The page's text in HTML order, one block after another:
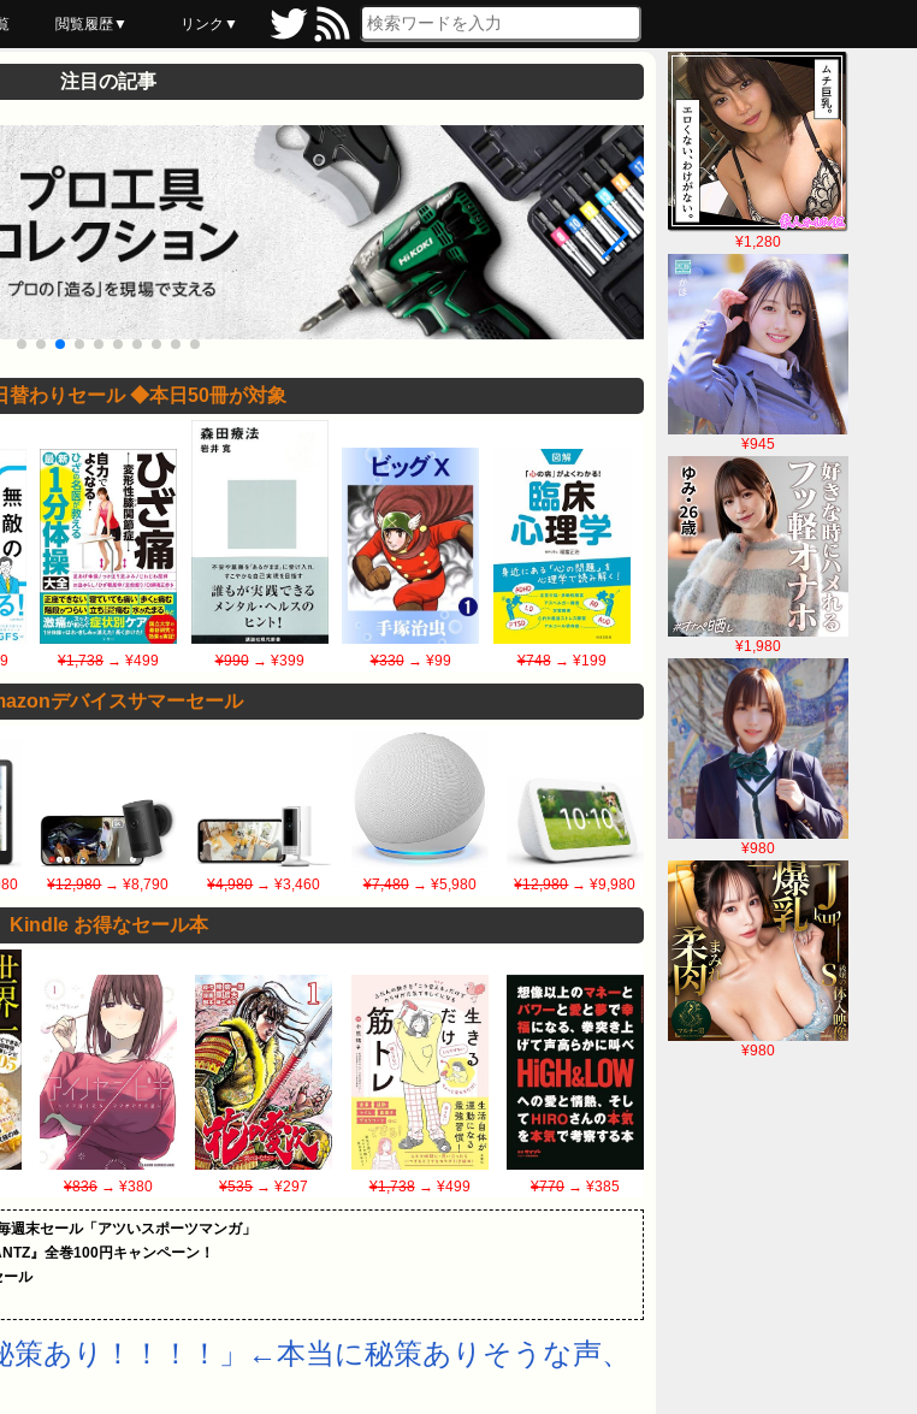
閲覧履歴▼
最近読んだ
あとで読む
ブックマーク
リンク▼
¥1,280
¥945
¥1,980
¥980
¥980
注目の記事
替わりセール ◆本日50冊が対象
¥1,738 → ¥499 ¥990→ ¥399 ¥330→ ¥99 ¥748→ ¥199
デバイスサマーセール
¥12,980→ ¥8,790 ¥4,980→ ¥3,460 ¥7,480→ ¥5,980 ¥12,980→ ¥9,980
Kindle お得なセール本
¥836→ ¥380 ¥535→ ¥297 ¥1,738→ ¥499 ¥770→ ¥385
末セール「アツいスポーツマンガ」
』全巻100円キャンペーン！
ール
策あり！！！！」←本当に秘策ありそうな声、